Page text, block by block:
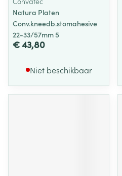
Natura Platen
Conv.kneedb.stomahesive
22-33/57mm 5
€ 43,80
Niet beschikbaar